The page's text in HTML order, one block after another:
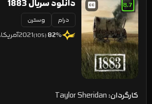
8.7 دانلود سریال 1883
درام وسترن
82%
(105)
2021آمریکا
کارگردان:Taylor Sheridan